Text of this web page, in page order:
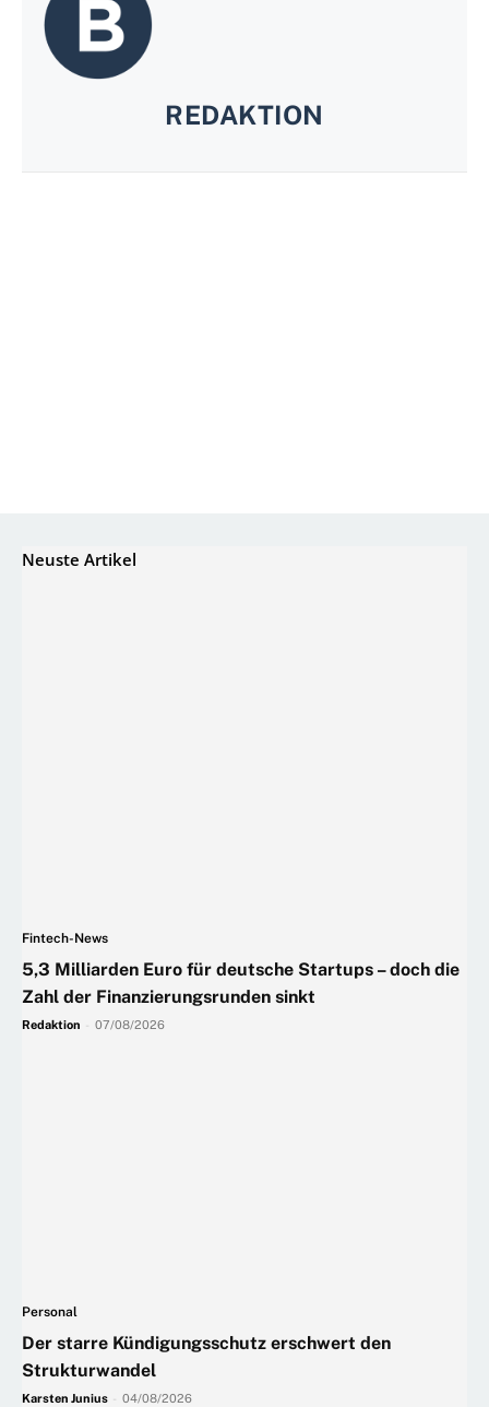
REDAKTION
Neuste Artikel
Fintech-News
5,3 Milliarden Euro für deutsche Startups – doch die
Zahl der Finanzierungsrunden sinkt
Redaktion 07/08/2026
Personal
Der starre Kündigungsschutz erschwert den
Strukturwandel
Karsten Junius 04/08/2026